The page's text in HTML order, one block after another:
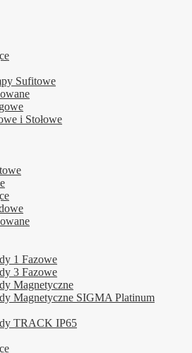
Sufitowe
i Stołowe
1 Fazowe
3 Fazowe
Magnetyczne
Magnetyczne SIGMA Platinum
TRACK IP65